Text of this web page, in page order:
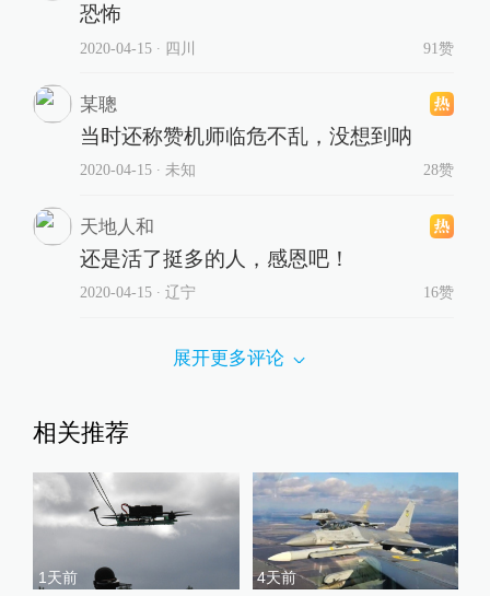
恐怖
2020-04-15∙ 四川 91赞
某聰
当时还称赞机师临危不乱，没想到呐
2020-04-15∙ 未知 28赞
天地人和
还是活了挺多的人，感恩吧！
2020-04-15∙ 辽宁 16赞
展开更多评论
相关推荐
1天前 4天前